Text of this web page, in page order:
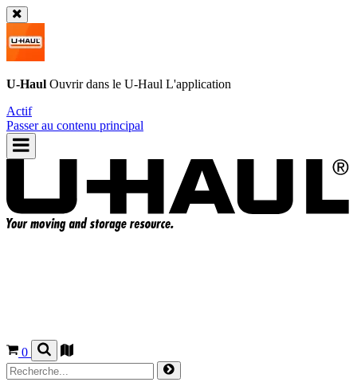
U-Haul Ouvrir dans le U-Haul L'application
Actif
Passer au contenu principal
0